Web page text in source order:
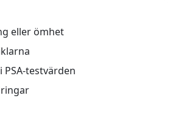
eller ömhet
testvärden